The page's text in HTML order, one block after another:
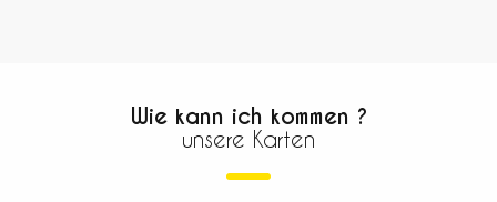
Wie kann ich kommen ?
unsere Karten